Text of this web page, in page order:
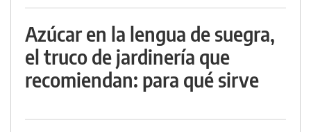
Azúcar en la lengua de suegra,
el truco de jardinería que
recomiendan: para qué sirve